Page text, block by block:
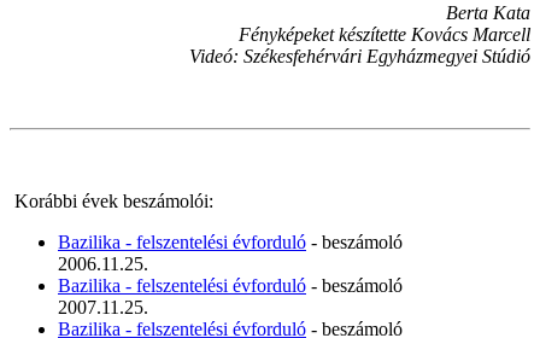
Berta Kata
Fényképeket készítette Kovács Marcell
Videó: Székesfehérvári Egyházmegyei Stúdió
Korábbi évek beszámolói:
Bazilika - felszentelési évforduló - beszámoló
2006.11.25.
Bazilika - felszentelési évforduló - beszámoló
2007.11.25.
Bazilika - felszentelési évforduló - beszámoló